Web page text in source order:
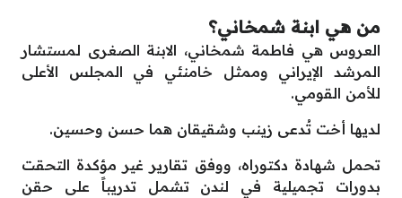
من هي ابنة شمخاني؟
العروس هي فاطمة شمخاني، الابنة الصغرى لمستشار
المرشد الإيراني وممثل خامنئي في المجلس الأعلى
للأمن القومي.
لديها أخت تُدعى زينب وشقيقان هما حسن وحسين.
تحمل شهادة دكتوراه، ووفق تقارير غير مؤكدة التحقت
بدورات تجميلية في لندن تشمل تدريباً على حقن